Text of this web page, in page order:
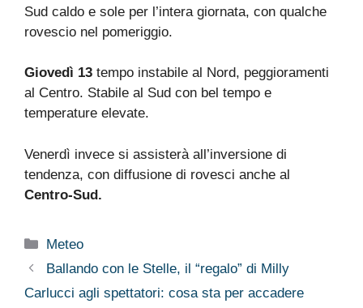
Sud caldo e sole per l’intera giornata, con qualche
rovescio nel pomeriggio.
Giovedì 13 tempo instabile al Nord, peggioramenti
al Centro. Stabile al Sud con bel tempo e
temperature elevate.
Venerdì invece si assisterà all’inversione di
tendenza, con diffusione di rovesci anche al
Centro-Sud.
Categorie
Meteo
Ballando con le Stelle, il “regalo” di Milly
Carlucci agli spettatori: cosa sta per accadere